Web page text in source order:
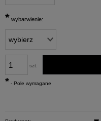
* wybarwienie:
szt.
* - Pole wymagane